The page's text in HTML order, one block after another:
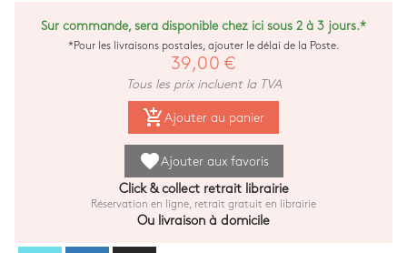
Sur commande, sera disponible chez ici sous 2 à 3 jours.*
*Pour les livraisons postales, ajouter le délai de la Poste.
39,00 €
Tous les prix incluent la TVA
add_shopping_cart Ajouter au panier
favoriteAjouter aux favoris
Click & collect retrait librairie
Réservation en ligne, retrait gratuit en librairie
Ou livraison à domicile